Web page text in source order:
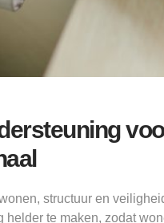
structuur en
helder te maken, zodat